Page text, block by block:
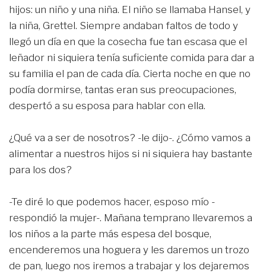
hijos: un niño y una niña. El niño se llamaba Hansel, y
la niña, Grettel. Siempre andaban faltos de todo y
llegó un día en que la cosecha fue tan escasa que el
leñador ni siquiera tenía suficiente comida para dar a
su familia el pan de cada día. Cierta noche en que no
podía dormirse, tantas eran sus preocupaciones,
despertó a su esposa para hablar con ella.
¿Qué va a ser de nosotros? -le dijo-. ¿Cómo vamos a
alimentar a nuestros hijos si ni siquiera hay bastante
para los dos?
-Te diré lo que podemos hacer, esposo mío -
respondió la mujer-. Mañana temprano llevaremos a
los niños a la parte más espesa del bosque,
encenderemos una hoguera y les daremos un trozo
de pan, luego nos iremos a trabajar y los dejaremos